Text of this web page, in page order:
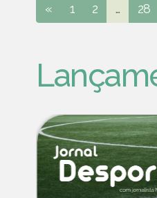
« 1 2 ... 28